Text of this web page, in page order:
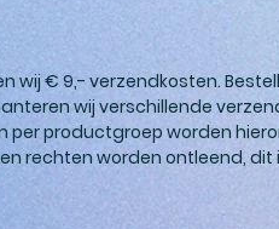
wij € 9,- verzendkosten.
wij verschillende
productgroep worden
rechten worden ontleend,